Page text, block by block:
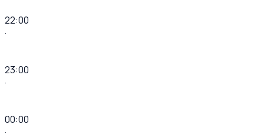
22:00
·
23:00
·
00:00
·